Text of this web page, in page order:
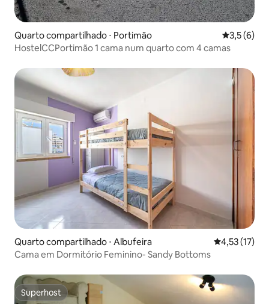
Quarto compartilhado ⋅ Portimão 3,5 de
3,5 (6)
HostelCCPortimão 1 cama num quarto com 4 camas
Quarto compartilhado ⋅ Albufeira 4,53 de uma
4,53 (17)
Cama em Dormitório Feminino- Sandy Bottoms
Superhost
Superhost